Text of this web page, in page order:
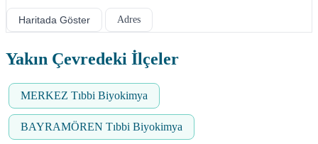
Haritada Göster Adres
Yakın Çevredeki İlçeler
MERKEZ Tıbbi Biyokimya
BAYRAMÖREN Tıbbi Biyokimya